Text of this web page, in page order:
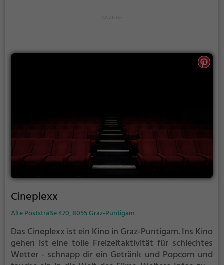
Cineplexx
Alte Poststraße 470, 8055 Graz-Puntigam
Das Cineplexx ist ein Kino in Graz-Puntigam.Ins Kino
gehen ist eine tolle Freizeitaktivität für schlechtes
Wetter - schnapp dir ein Getränk und Popcorn und